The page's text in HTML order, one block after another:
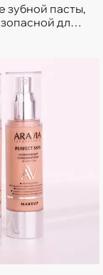
зубной пасты,
для